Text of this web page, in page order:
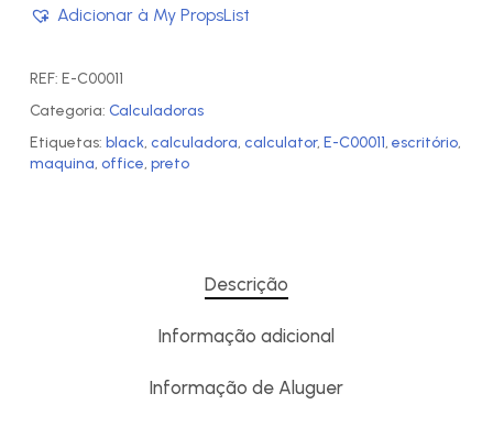
Adicionar à My PropsList
REF: E-C00011
Categoria: Calculadoras
Etiquetas: black, calculadora, calculator, E-C00011, escritório,
maquina, office, preto
Descrição
Informação adicional
Informação de Aluguer